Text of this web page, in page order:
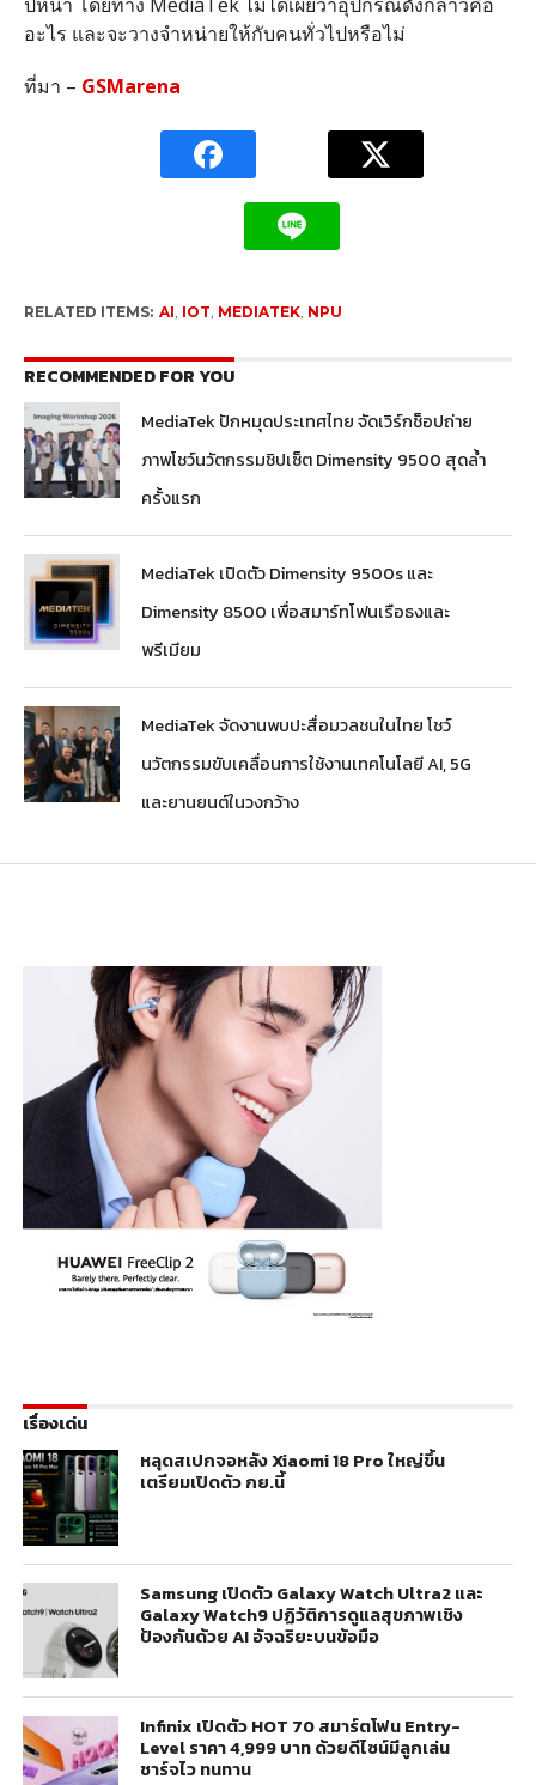
อะไร และจะวางจำหน่ายให้กับคนทั่วไปหรือไม่
ที่มา – GSMarena
RELATED ITEMS: AI IOT MEDIATEK, NPU
RECOMMENDED FOR YOU
MediaTek ปักหมุดประเทศไทย จัดเวิร์กช็อปถ่าย
ภาพโชว์นวัตกรรมชิปเซ็ต Dimensity 9500 สุดล้ำ
ครั้งแรก
MediaTek เปิดตัว Dimensity 9500s และ
Dimensity 8500 เพื่อสมาร์ทโฟนเรือธงและ
พรีเมียม
MediaTek จัดงานพบปะสื่อมวลชนในไทย โชว์
นวัตกรรมขับเคลื่อนการใช้งานเทคโนโลยี AI, 5G
และยานยนต์ในวงกว้าง
เรื่องเด่น
หลุดสเปกจอหลัง Xiaomi 18 Pro ใหญ่ขึ้น
เตรียมเปิดตัว กย.นี้
Samsung เปิดตัว Galaxy Watch Ultra2 และ
Galaxy Watch9 ปฏิวัติการดูแลสุขภาพเชิง
ป้องกันด้วย AI อัจฉริยะบนข้อมือ
Infinix เปิดตัว HOT 70 สมาร์ตโฟน Entry-
Level ราคา 4,999 บาท ด้วยดีไซน์มีลูกเล่น
ชาร์จไว ทนทาน